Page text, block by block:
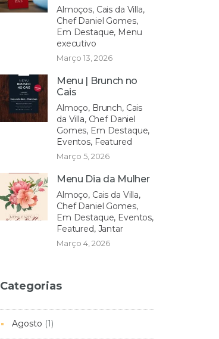
Almoços, Cais da Villa,
Chef Daniel Gomes,
Em Destaque, Menu
executivo
Março 13, 2026
Menu | Brunch no
Cais
Almoço, Brunch, Cais
da Villa, Chef Daniel
Gomes, Em Destaque,
Eventos, Featured
Março 5, 2026
Menu Dia da Mulher
Almoço, Cais da Villa,
Chef Daniel Gomes,
Em Destaque, Eventos,
Featured, Jantar
Março 4, 2026
Categorias
Agosto (1)